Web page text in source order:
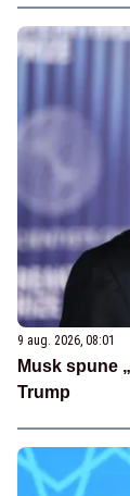
9 aug. 2026, 08:01
Musk spune
Trump